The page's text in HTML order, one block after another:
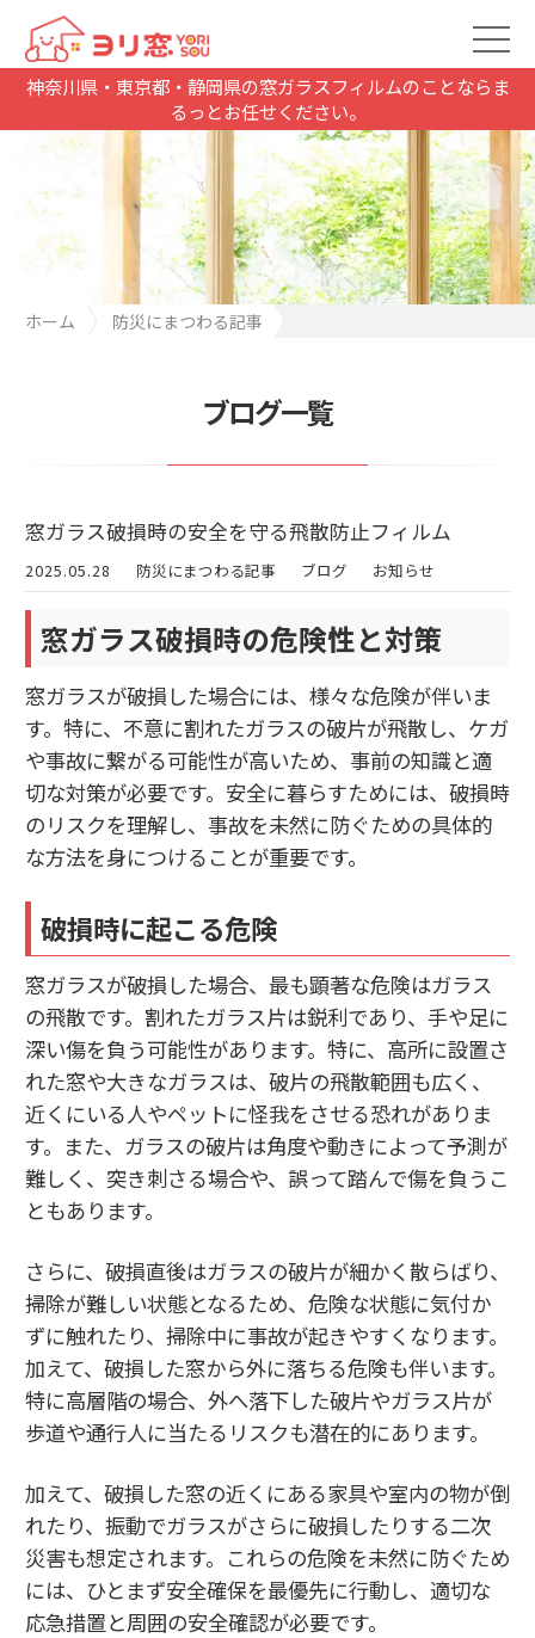
神奈川県・東京都・静岡県の窓ガラスフィルムのことならま
るっとお任せください。
ホーム
防災にまつわる記事
ブログ一覧
窓ガラス破損時の安全を守る飛散防止フィルム
2025.05.28 防災にまつわる記事 ブログ お知らせ
窓ガラス破損時の危険性と対策
窓ガラスが破損した場合には、様々な危険が伴いま
す。特に、不意に割れたガラスの破片が飛散し、ケガ
や事故に繋がる可能性が高いため、事前の知識と適
切な対策が必要です。安全に暮らすためには、破損時
のリスクを理解し、事故を未然に防ぐための具体的
な方法を身につけることが重要です。
破損時に起こる危険
窓ガラスが破損した場合、最も顕著な危険はガラス
の飛散です。割れたガラス片は鋭利であり、手や足に
深い傷を負う可能性があります。特に、高所に設置さ
れた窓や大きなガラスは、破片の飛散範囲も広く、
近くにいる人やペットに怪我をさせる恐れがありま
す。また、ガラスの破片は角度や動きによって予測が
難しく、突き刺さる場合や、誤って踏んで傷を負うこ
ともあります。
さらに、破損直後はガラスの破片が細かく散らばり、
掃除が難しい状態となるため、危険な状態に気付か
ずに触れたり、掃除中に事故が起きやすくなります。
加えて、破損した窓から外に落ちる危険も伴います。
特に高層階の場合、外へ落下した破片やガラス片が
歩道や通行人に当たるリスクも潜在的にあります。
加えて、破損した窓の近くにある家具や室内の物が倒
れたり、振動でガラスがさらに破損したりする二次
災害も想定されます。これらの危険を未然に防ぐため
には、ひとまず安全確保を最優先に行動し、適切な
応急措置と周囲の安全確認が必要です。